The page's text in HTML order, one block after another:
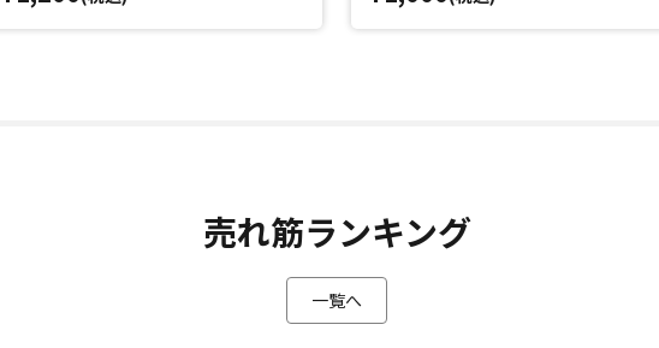
売れ筋ランキング
一覧へ